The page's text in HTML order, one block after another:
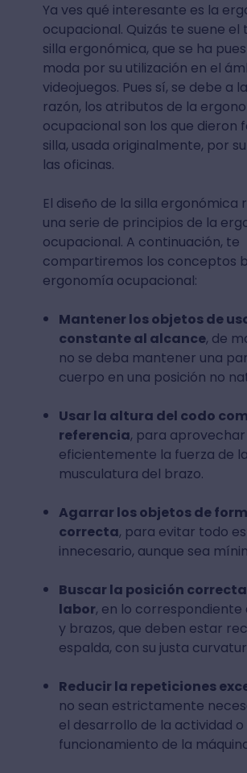
Ya ves qué interesante es la
ocupacional. Quizás te suene el
silla ergonómica, que se ha
moda por su utilización en el
videojuegos. Pues sí, se debe a
razón, los atributos de la
ocupacional son los que dieron
silla, usada originalmente, por
las oficinas.
El diseño de la silla ergonómica
una serie de principios de la
ocupacional. A continuación, te
compartiremos los conceptos
ergonomía ocupacional:
Mantener los objetos de
constante al alcance, de
no se deba mantener una
cuerpo en una posición no
Usar la altura del codo
referencia, para aprovechar
eficientemente la fuerza de la
musculatura del brazo.
Agarrar los objetos de
correcta, para evitar todo
innecesario, aunque sea
Buscar la posición
labor, en lo correspondiente
y brazos, que deben estar
espalda, con su justa
Reducir la repeticiones
no sean estrictamente
el desarrollo de la actividad o
funcionamiento de la